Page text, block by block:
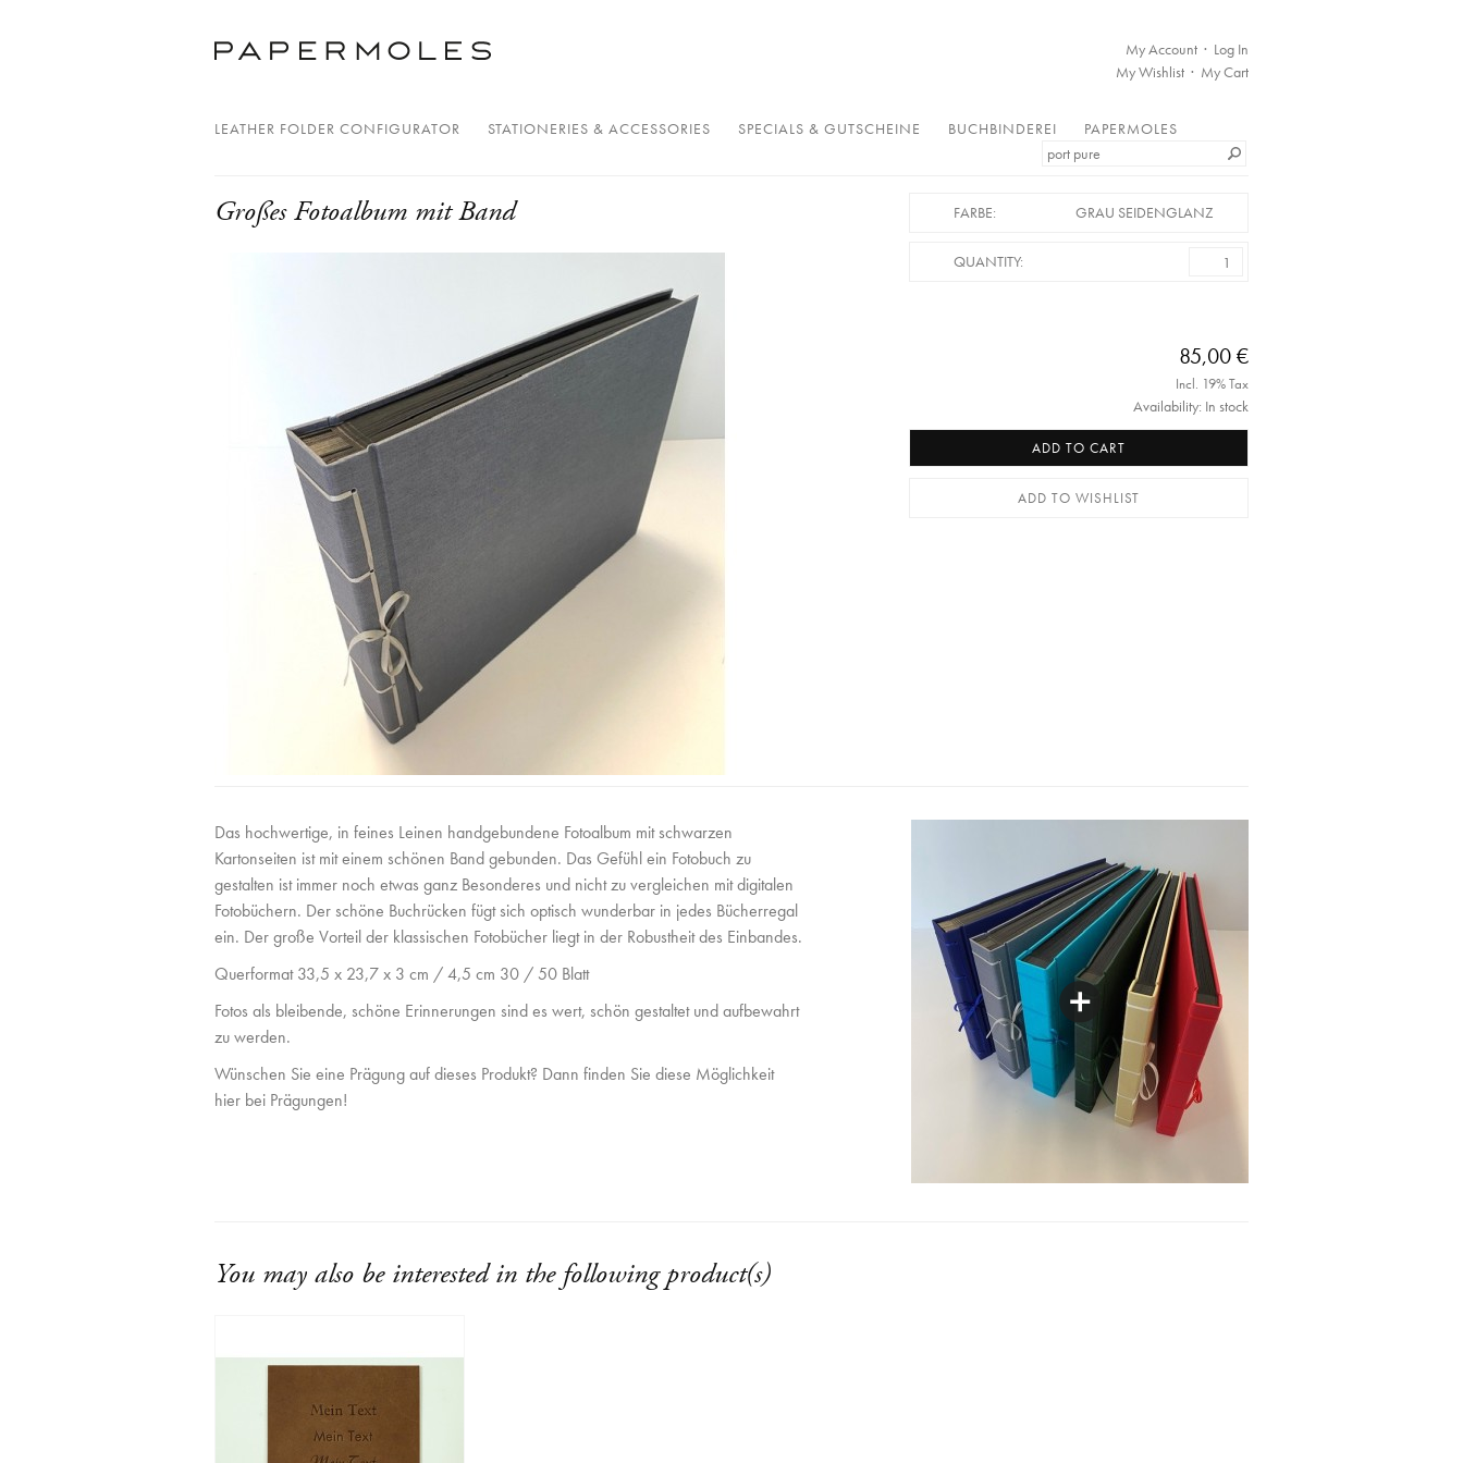
Log In
My Account
My Cart
My Wishlist
LEATHER FOLDER CONFIGURATOR STATIONERIES & ACCESSORIES SPECIALS & GUTSCHEINE BUCHBINDEREI PAPERMOLES
Großes Fotoalbum mit Band FARBE: GRAU SEIDENGLANZ
QUANTITY:
85,00 €
Incl. 19% Tax
Availability: In stock
ADD TO CART
ADD TO WISHLIST
Das hochwertige, in feines Leinen handgebundene Fotoalbum mit schwarzen
Kartonseiten ist mit einem schönen Band gebunden. Das Gefühl ein Fotobuch zu
gestalten ist immer noch etwas ganz Besonderes und nicht zu vergleichen mit digitalen
Fotobüchern. Der schöne Buchrücken fügt sich optisch wunderbar in jedes Bücherregal
ein. Der große Vorteil der klassischen Fotobücher liegt in der Robustheit des Einbandes.
Querformat 33,5 x 23,7 x 3 cm / 4,5 cm 30 / 50 Blatt
Fotos als bleibende, schöne Erinnerungen sind es wert, schön gestaltet und aufbewahrt
zu werden.
Wünschen Sie eine Prägung auf dieses Produkt? Dann finden Sie diese Möglichkeit
hier bei Prägungen!
You may also be interested in the following product(s)